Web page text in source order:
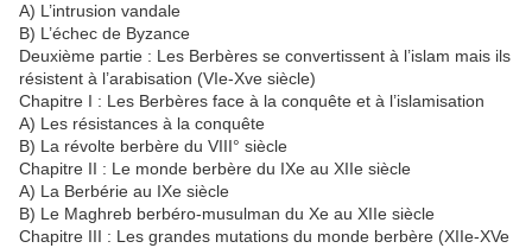
A) L’intrusion vandale
B) L’échec de Byzance
Deuxième partie : Les Berbères se convertissent à l’islam mais ils
résistent à l’arabisation (VIe-Xve siècle)
Chapitre I : Les Berbères face à la conquête et à l’islamisation
A) Les résistances à la conquête
B) La révolte berbère du VIII° siècle
Chapitre II : Le monde berbère du IXe au XIIe siècle
A) La Berbérie au IXe siècle
B) Le Maghreb berbéro-musulman du Xe au XIIe siècle
Chapitre III : Les grandes mutations du monde berbère (XIIe-XVe